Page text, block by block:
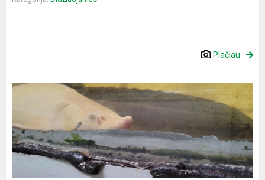
Plačiau
Pažintis
akvakultūra